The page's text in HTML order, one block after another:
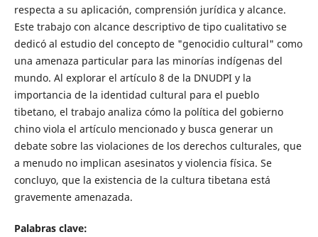
respecta a su aplicación, comprensión jurídica y alcance.
Este trabajo con alcance descriptivo de tipo cualitativo se
dedicó al estudio del concepto de "genocidio cultural" como
una amenaza particular para las minorías indígenas del
mundo. Al explorar el artículo 8 de la DNUDPI y la
importancia de la identidad cultural para el pueblo
tibetano, el trabajo analiza cómo la política del gobierno
chino viola el artículo mencionado y busca generar un
debate sobre las violaciones de los derechos culturales, que
a menudo no implican asesinatos y violencia física. Se
concluyo, que la existencia de la cultura tibetana está
gravemente amenazada.
Palabras clave: